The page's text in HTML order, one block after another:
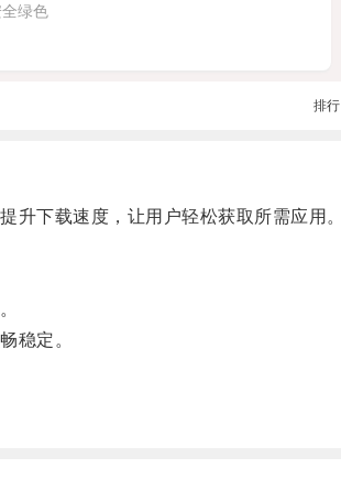
绿色
排行
下载速度，让用户轻松获取所需应用。
稳定。